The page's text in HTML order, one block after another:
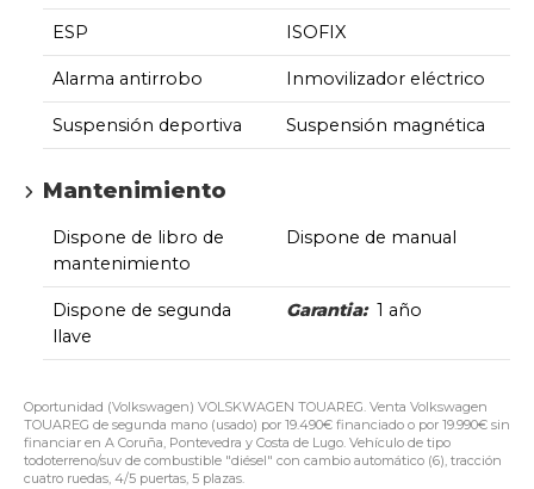
ESP ISOFIX
Alarma antirrobo Inmovilizador eléctrico
Suspensión deportiva Suspensión magnética
Mantenimiento
Dispone de libro de
mantenimiento
Dispone de manual
Dispone de segunda
llave
Garantia: 1 año
Oportunidad (Volkswagen) VOLSKWAGEN TOUAREG. Venta Volkswagen
TOUAREG de segunda mano (usado) por 19.490€ financiado o por 19.990€ sin
financiar en A Coruña, Pontevedra y Costa de Lugo. Vehículo de tipo
todoterreno/suv de combustible "diésel" con cambio automático (6), tracción
cuatro ruedas, 4/5 puertas, 5 plazas.